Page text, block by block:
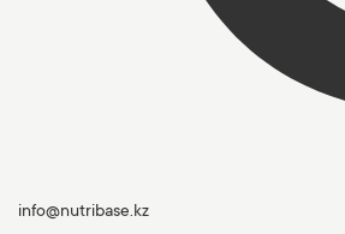
info@nutribase.kz